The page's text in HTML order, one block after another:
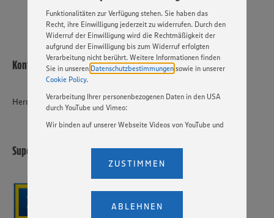
Basis Ihrer Einstellungen ggf. nicht mehr alle
Funktionalitäten zur Verfügung stehen. Sie haben das
Recht, ihre Einwilligung jederzeit zu widerrufen. Durch den
Widerruf der Einwilligung wird die Rechtmäßigkeit der
aufgrund der Einwilligung bis zum Widerruf erfolgten
Verarbeitung nicht berührt. Weitere Informationen finden
Sie in unseren Datenschutzbestimmungen sowie in unserer
Cookie Policy.
Verarbeitung Ihrer personenbezogenen Daten in den USA
durch YouTube und Vimeo:
Wir binden auf unserer Webseite Videos von YouTube und
Einstellungen bezüglich YouTube und Vimeo zu ändern,
ein, dass Ihre Daten (IP-Adresse, Zeitstempel, ggf.
Nutzerverhalten auf unserer Webseite) an die Anbieter der
Dienste YouTube und Vimeo in den USA übermittelt und
dort verarbeitet werden. Der EuGH sieht die USA als Land
mit einem nach europäischen Standards nicht
ABLEHNEN
ZUSTIMMEN
Kontakt
Herr Jänecke
Supermarkt Artlenburger Landstraße GmbH